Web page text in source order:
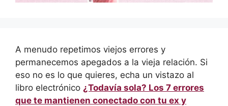
A menudo repetimos viejos errores y
permanecemos apegados a la vieja relación. Si
eso no es lo que quieres, echa un vistazo al
libro electrónico ¿Todavía sola? Los 7 errores
que te mantienen conectado con tu ex y